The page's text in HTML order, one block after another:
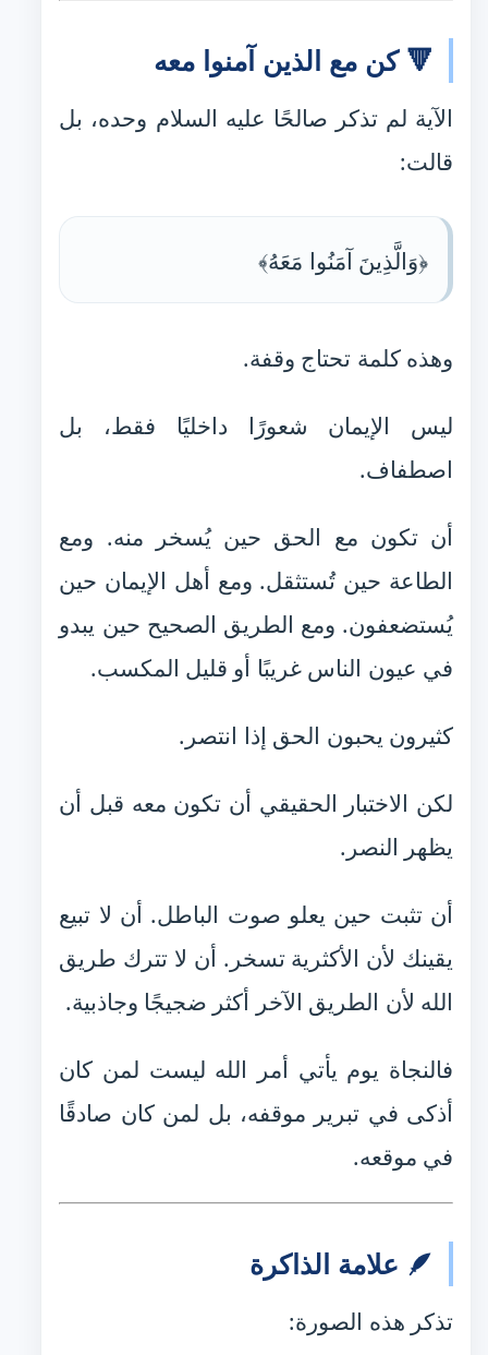
🔻 كن مع الذين آمنوا معه
الآية لم تذكر صالحًا عليه السلام وحده، بل
قالت:
﴿وَالَّذِينَ آمَنُوا مَعَهُ﴾
وهذه كلمة تحتاج وقفة.
ليس الإيمان شعورًا داخليًا فقط، بل
اصطفاف.
أن تكون مع الحق حين يُسخر منه. ومع
الطاعة حين تُستثقل. ومع أهل الإيمان حين
يُستضعفون. ومع الطريق الصحيح حين يبدو
في عيون الناس غريبًا أو قليل المكسب.
كثيرون يحبون الحق إذا انتصر.
لكن الاختبار الحقيقي أن تكون معه قبل أن
يظهر النصر.
أن تثبت حين يعلو صوت الباطل. أن لا تبيع
يقينك لأن الأكثرية تسخر. أن لا تترك طريق
الله لأن الطريق الآخر أكثر ضجيجًا وجاذبية.
فالنجاة يوم يأتي أمر الله ليست لمن كان
أذكى في تبرير موقفه، بل لمن كان صادقًا
في موقعه.
🪶 علامة الذاكرة
تذكر هذه الصورة: